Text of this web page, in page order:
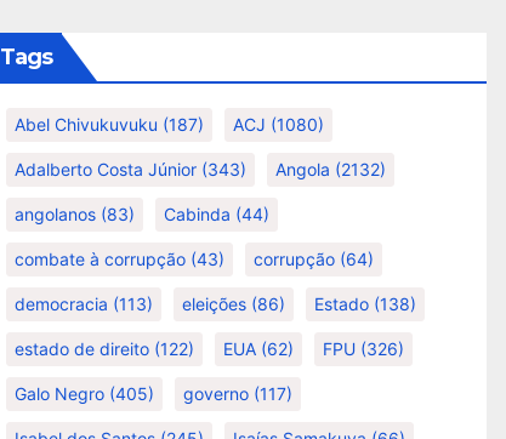
Tags
Abel Chivukuvuku (187) ACJ (1080)
Adalberto Costa Júnior (343) Angola (2132)
angolanos (83) Cabinda (44)
combate à corrupção (43) corrupção (64)
democracia (113) eleições (86) Estado (138)
estado de direito (122) EUA (62) FPU (326)
Galo Negro (405) governo (117)